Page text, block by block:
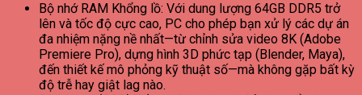
Bộ nhớ RAM Khổng lồ: Với dung lượng 64GB DDR5 trở
lên và tốc độ cực cao, PC cho phép bạn xử lý các dự án
đa nhiệm nặng nề nhất—từ chỉnh sửa video 8K (Adobe
Premiere Pro), dựng hình 3D phức tạp (Blender, Maya),
đến thiết kế mô phỏng kỹ thuật số—mà không gặp bất kỳ
độ trễ hay giật lag nào.